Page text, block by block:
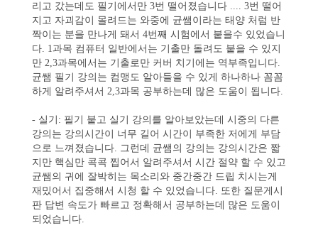
리고 갔는데도 필기에서만 3번 떨어졌습니다 .... 3번 떨어
지고 자괴감이 몰려드는 와중에 균쌤이라는 태양 처럼 반
짝이는 분을 만나게 돼서 4번째 시험에서 붙을수 있었습니
다. 1과목 컴퓨터 일반에서는 기출만 돌려도 붙을 수 있지
만 2,3과목에서는 기출로만 커버 치기에는 역부족입니다.
균쌤 필기 강의는 컴맹도 알아들을 수 있게 하나하나 꼼꼼
하게 알려주셔서 2,3과목 공부하는데 많은 도움이 됩니다.
- 실기: 필기 붙고 실기 강의를 알아보았는데 시중의 다른
강의는 강의시간이 너무 길어 시간이 부족한 저에게 부담
으로 느껴졌습니다. 그런데 균쌤의 강의는 강의시간은 짧
지만 핵심만 콕콕 찝어서 알려주셔서 시간 절약 할 수 있고
균쌤의 귀에 잘박히는 목소리와 중간중간 드립 치시는게
재밌어서 집중해서 시청 할 수 있었습니다. 또한 질문게시
판 답변 속도가 빠르고 정확해서 공부하는데 많은 도움이
되었습니다.